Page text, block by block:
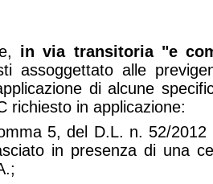
in via transitoria "e
assoggettato alle
di alcune
richiesto in applicazione:
5, del D.L. n. 52/
in presenza di una